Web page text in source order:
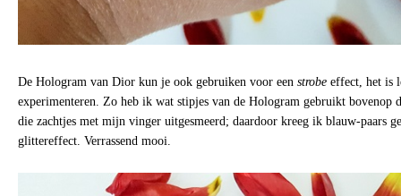
De Hologram van Dior kun je ook gebruiken voor een strobe effect, het is
experimenteren. Zo heb ik wat stipjes van de Hologram gebruikt bovenop
die zachtjes met mijn vinger uitgesmeerd; daardoor kreeg ik blauw-paars
glittereffect. Verrassend mooi.